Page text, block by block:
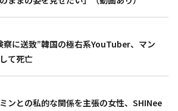
察に送致”韓国の極右系YouTuber、マン
て死亡
ンとの私的な関係を主張の女性、SHINee